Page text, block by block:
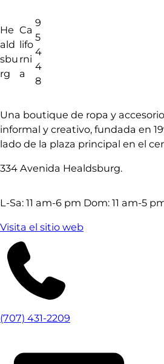
He
ald
sbu
rg
Ca
lifo
rni
a
9
5
4
4
8
Una boutique de ropa y
informal y creativo, fundada en
lado de la plaza principal en el
334 Avenida Healdsburg.
L-Sa: 11 am-6 pm Dom: 11 am-5
Visita el sitio web
(707) 431-2209